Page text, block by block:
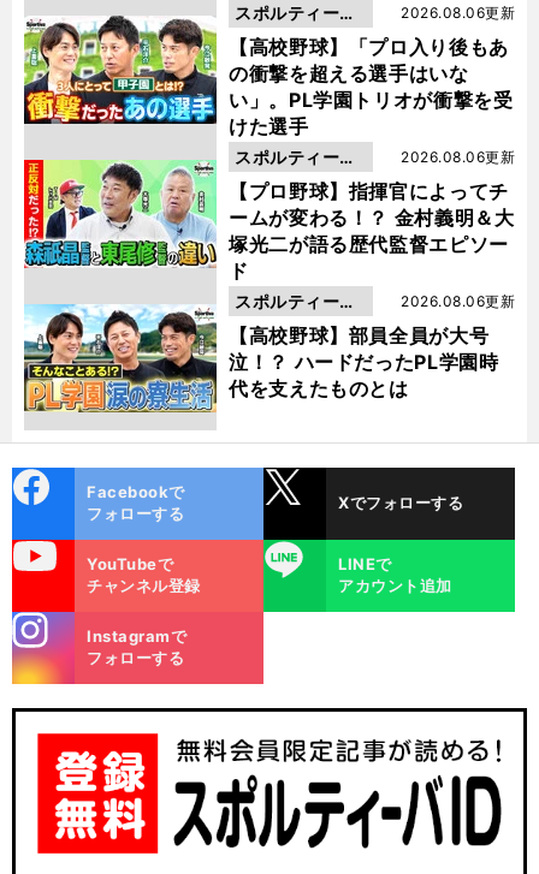
【高校野球】「プロ入り後もあ
の衝撃を超える選手はいな
い」。PL学園トリオが衝撃を受
けた選手
2026.08.06更新
スポルティーバ
動画
【プロ野球】指揮官によってチ
ームが変わる！？ 金村義明＆大
塚光二が語る歴代監督エピソー
ド
2026.08.06更新
スポルティーバ
動画
【高校野球】部員全員が大号
泣！？ ハードだったPL学園時
代を支えたものとは
2026.08.06更新
スポルティーバ
動画
ok
Facebookで
フォローする
Xでフォローする
YouTubeで
チャンネル登録
LINE
LINEで
アカウント追加
m
Instagramで
フォローする